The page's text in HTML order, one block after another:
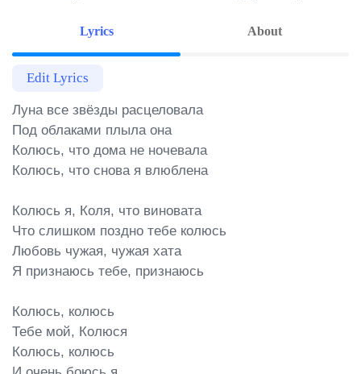
Lyrics About
Edit Lyrics
Луна все звёзды расцеловала
Под облаками плыла она
Колюсь, что дома не ночевала
Колюсь, что снова я влюблена
Колюсь я, Коля, что виновата
Что слишком поздно тебе колюсь
Любовь чужая, чужая хата
Я признаюсь тебе, признаюсь
Колюсь, колюсь
Тебе мой, Колюся
Колюсь, колюсь